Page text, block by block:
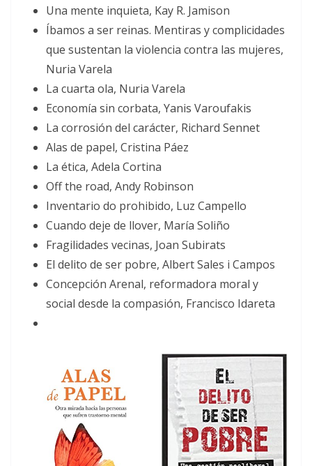
Una mente inquieta, Kay R. Jamison
Íbamos a ser reinas. Mentiras y complicidades
que sustentan la violencia contra las mujeres,
Nuria Varela
La cuarta ola, Nuria Varela
Economía sin corbata, Yanis Varoufakis
La corrosión del carácter, Richard Sennet
Alas de papel, Cristina Páez
La ética, Adela Cortina
Off the road, Andy Robinson
Inventario do prohibido, Luz Campello
Cuando deje de llover, María Soliño
Fragilidades vecinas, Joan Subirats
El delito de ser pobre, Albert Sales i Campos
Concepción Arenal, reformadora moral y
social desde la compasión, Francisco Idareta